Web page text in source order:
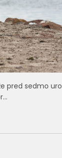
pred sedmo uro